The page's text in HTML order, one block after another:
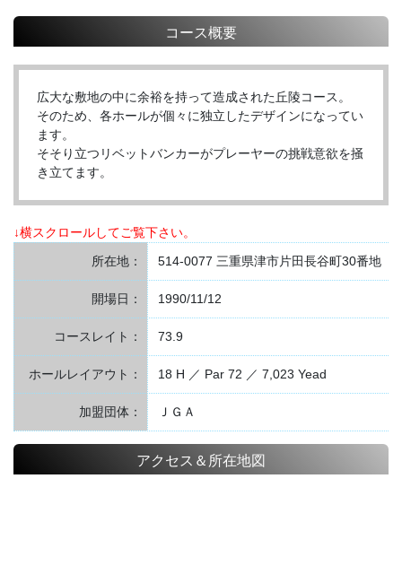
コース概要
広大な敷地の中に余裕を持って造成された丘陵コース。
そのため、各ホールが個々に独立したデザインになってい
ます。
そそり立つリベットバンカーがプレーヤーの挑戦意欲を掻
き立てます。
↓横スクロールしてご覧下さい。
所在地：
514-0077 三重県津市片田長谷町30番地
開場日： 1990/11/12
コースレイト： 73.9
ホールレイアウト： 18 H ／ Par 72 ／ 7,023 Yead
加盟団体： ＪＧＡ
アクセス＆所在地図